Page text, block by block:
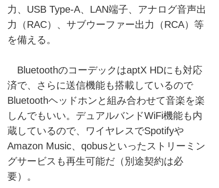
力、USB Type-A、LAN端子、アナログ音声出
力（RAC）、サブウーファー出力（RCA）等
を備える。
BluetoothのコーデックはaptX HDにも対応
済で、さらに送信機能も搭載しているので
Bluetoothヘッドホンと組み合わせて音楽を楽
しんでもいい。デュアルバンドWiFi機能も内
蔵しているので、ワイヤレスでSpotifyや
Amazon Music、qobusといったストリーミン
グサービスも再生可能だ（別途契約は必
要）。